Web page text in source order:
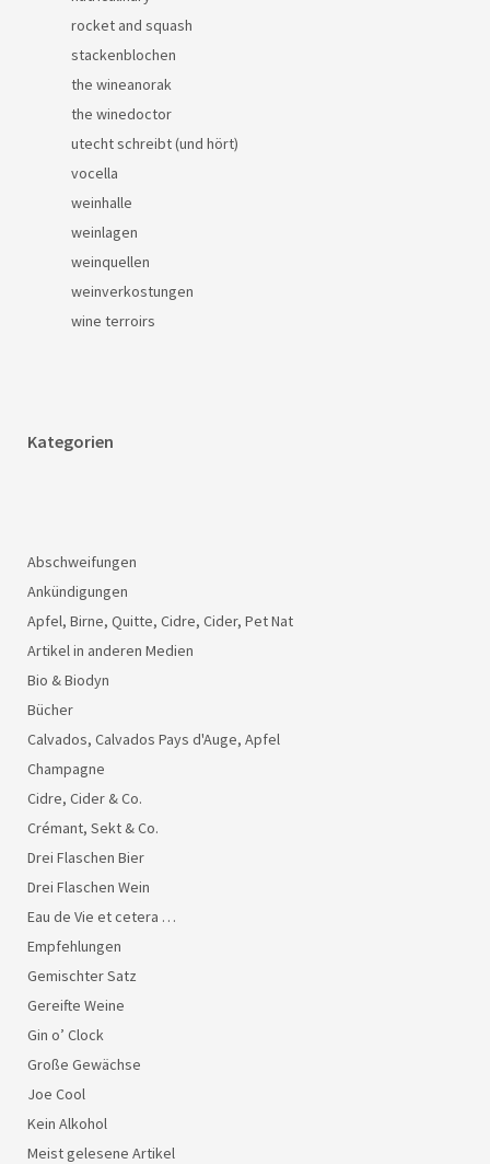
rocket and squash
stackenblochen
the wineanorak
the winedoctor
utecht schreibt (und hört)
vocella
weinhalle
weinlagen
weinquellen
weinverkostungen
wine terroirs
Kategorien
Abschweifungen
Ankündigungen
Apfel, Birne, Quitte, Cidre, Cider, Pet Nat
Artikel in anderen Medien
Bio & Biodyn
Bücher
Calvados, Calvados Pays d'Auge, Apfel
Champagne
Cidre, Cider & Co.
Crémant, Sekt & Co.
Drei Flaschen Bier
Drei Flaschen Wein
Eau de Vie et cetera …
Empfehlungen
Gemischter Satz
Gereifte Weine
Gin o’ Clock
Große Gewächse
Joe Cool
Kein Alkohol
Meist gelesene Artikel